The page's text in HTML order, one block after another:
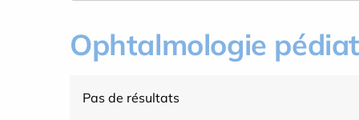
Ophtalmologie
Pas de résultats